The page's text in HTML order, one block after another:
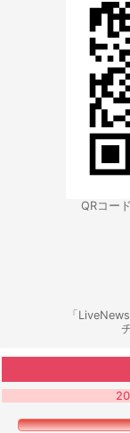
QRコー
「